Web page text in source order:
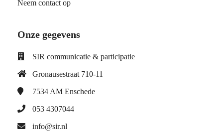
Neem contact op
Onze gegevens
SIR communicatie & participatie
Gronausestraat 710-11
7534 AM Enschede
053 4307044
info@sir.nl